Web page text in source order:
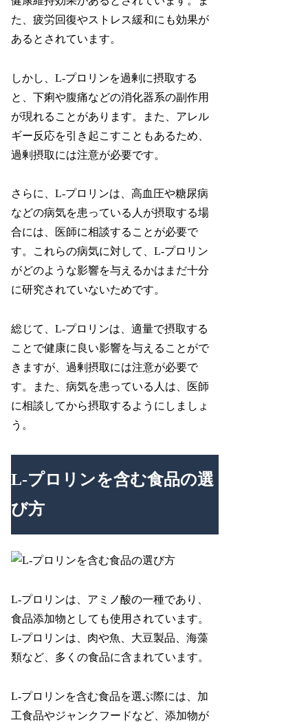
た、疲労回復やストレス緩和にも効果が
あるとされています。
しかし、L-プロリンを過剰に摂取する
と、下痢や腹痛などの消化器系の副作用
が現れることがあります。また、アレル
ギー反応を引き起こすこともあるため、
過剰摂取には注意が必要です。
さらに、L-プロリンは、高血圧や糖尿病
などの病気を患っている人が摂取する場
合には、医師に相談することが必要で
す。これらの病気に対して、L-プロリン
がどのような影響を与えるかはまだ十分
に研究されていないためです。
総じて、L-プロリンは、適量で摂取する
ことで健康に良い影響を与えることがで
きますが、過剰摂取には注意が必要で
す。また、病気を患っている人は、医師
に相談してから摂取するようにしましょ
う。
L-プロリンを含む食品の選
び方
L-プロリンは、アミノ酸の一種であり、
食品添加物としても使用されています。
L-プロリンは、肉や魚、大豆製品、海藻
類など、多くの食品に含まれています。
L-プロリンを含む食品を選ぶ際には、加
工食品やジャンクフードなど、添加物が